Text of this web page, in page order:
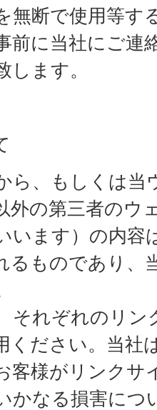
無断で使用等す
前に当社にご連
ます。
ら、もしくは当
外の第三者のウ
います）の内容
るものであり、
それぞれのリン
ください。当社
客様がリンクサ
かなる損害につ